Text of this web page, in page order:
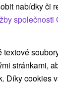
51' 32.04''
58' 52.47''
nabídky či
společnosti
stránkami,
Díky cookies